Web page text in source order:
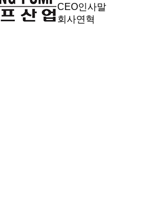
CEO인사말
회사연혁